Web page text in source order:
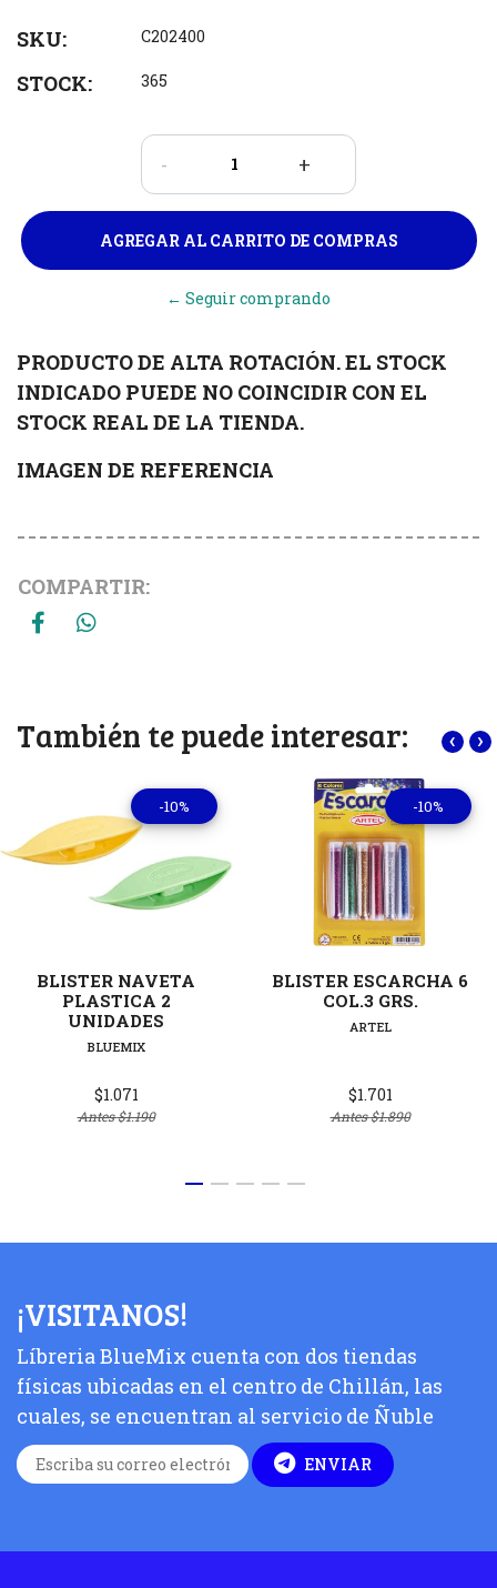
SKU: C202400
STOCK: 365
- +
← Seguir comprando
PRODUCTO DE ALTA ROTACIÓN. EL STOCK
INDICADO PUEDE NO COINCIDIR CON EL
STOCK REAL DE LA TIENDA.
IMAGEN DE REFERENCIA
COMPARTIR:
También te puede interesar:
-10%
BLISTER NAVETA
PLASTICA 2
UNIDADES
BLUEMIX
$1.071
Antes$1.190
-10%
BLISTER ESCARCHA 6
COL.3 GRS.
ARTEL
$1.701
Antes$1.890
‹ ›
¡VISITANOS!
Líbreria BlueMix cuenta con dos tiendas
físicas ubicadas en el centro de Chillán, las
cuales, se encuentran al servicio de Ñuble
ENVIAR